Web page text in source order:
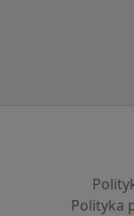
Polityka